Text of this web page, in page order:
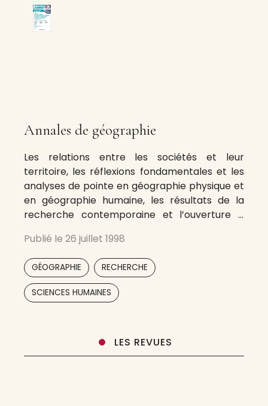
Annales de géographie
Les relations entre les sociétés et leur
territoire, les réflexions fondamentales et les
analyses de pointe en géographie physique et
en géographie humaine, les résultats de la
recherche contemporaine et l’ouverture à
Annales de géographie la revue généraliste de
référence. Depuis plus d’un siècle, elles
accueillent les travaux des
Publié le 26 juillet 1998
GÉOGRAPHIE RECHERCHE
SCIENCES HUMAINES
LES REVUES